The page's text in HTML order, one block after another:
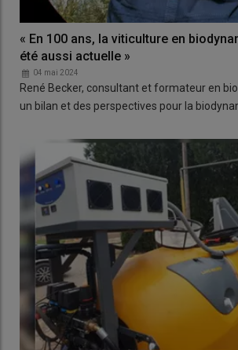
« En 100 ans, la viticulture en
été aussi actuelle »
04 mai 2024
René Becker, consultant et formateur en
un bilan et des perspectives pour la